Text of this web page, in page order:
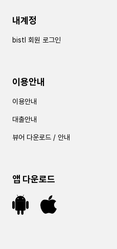
내계정
bistl 회원 로그인
이용안내
이용안내
대출안내
뷰어 다운로드 / 안내
앱 다운로드